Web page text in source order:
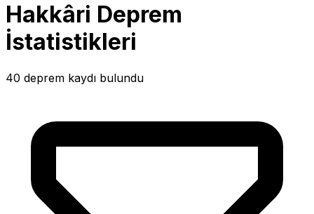
Hakkâri Deprem
İstatistikleri
40 deprem kaydı bulundu